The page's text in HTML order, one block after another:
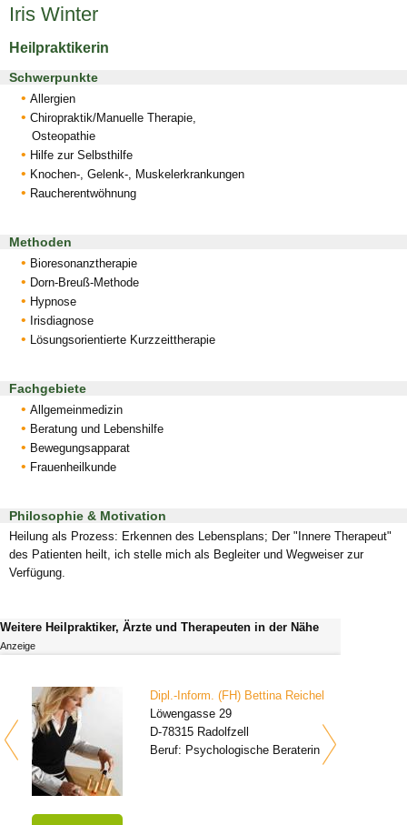
Iris Winter
Heilpraktikerin
Schwerpunkte
Allergien
Chiropraktik/Manuelle Therapie,
Osteopathie
Hilfe zur Selbsthilfe
Knochen-, Gelenk-, Muskelerkrankungen
Raucherentwöhnung
Methoden
Bioresonanztherapie
Dorn-Breuß-Methode
Hypnose
Irisdiagnose
Lösungsorientierte Kurzzeittherapie
Fachgebiete
Allgemeinmedizin
Beratung und Lebenshilfe
Bewegungsapparat
Frauenheilkunde
Philosophie & Motivation
Heilung als Prozess: Erkennen des Lebensplans; Der "Innere Therapeut"
des Patienten heilt, ich stelle mich als Begleiter und Wegweiser zur
Verfügung.
Weitere Heilpraktiker, Ärzte und Therapeuten in der Nähe
Anzeige
Dipl.-Inform. (FH) Bettina Reichel
Löwengasse 29
D-78315 Radolfzell
Beruf: Psychologische Beraterin